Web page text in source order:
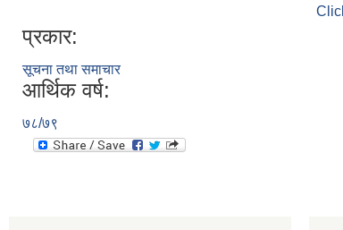
प्रकार:
सूचना तथा समाचार
आर्थिक वर्ष:
७८/७९